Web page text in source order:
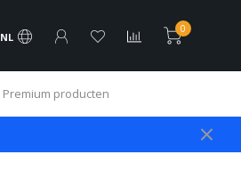
NL
0
Premium producten